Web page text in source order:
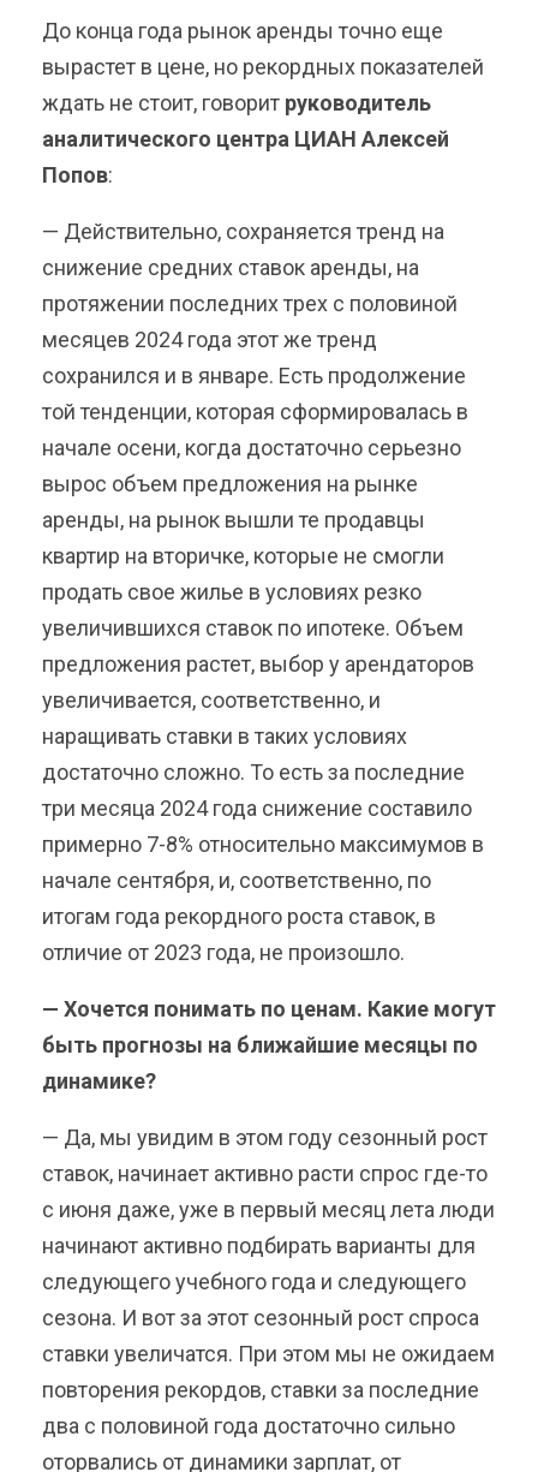
До конца года рынок аренды точно еще
вырастет в цене, но рекордных показателей
ждать не стоит, говорит руководитель
аналитического центра ЦИАН Алексей
Попов:
— Действительно, сохраняется тренд на
снижение средних ставок аренды, на
протяжении последних трех с половиной
месяцев 2024 года этот же тренд
сохранился и в январе. Есть продолжение
той тенденции, которая сформировалась в
начале осени, когда достаточно серьезно
вырос объем предложения на рынке
аренды, на рынок вышли те продавцы
квартир на вторичке, которые не смогли
продать свое жилье в условиях резко
увеличившихся ставок по ипотеке. Объем
предложения растет, выбор у арендаторов
увеличивается, соответственно, и
наращивать ставки в таких условиях
достаточно сложно. То есть за последние
три месяца 2024 года снижение составило
примерно 7-8% относительно максимумов в
начале сентября, и, соответственно, по
итогам года рекордного роста ставок, в
отличие от 2023 года, не произошло.
— Хочется понимать по ценам. Какие могут
быть прогнозы на ближайшие месяцы по
динамике?
— Да, мы увидим в этом году сезонный рост
ставок, начинает активно расти спрос где-то
с июня даже, уже в первый месяц лета люди
начинают активно подбирать варианты для
следующего учебного года и следующего
сезона. И вот за этот сезонный рост спроса
ставки увеличатся. При этом мы не ожидаем
повторения рекордов, ставки за последние
два с половиной года достаточно сильно
оторвались от динамики зарплат, от